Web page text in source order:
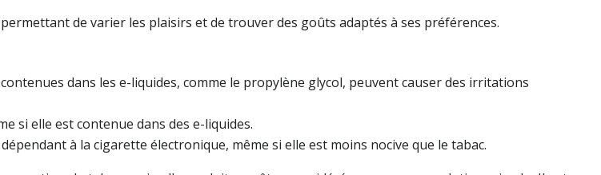
de varier les plaisirs et de trouver des goûts adaptés à ses préférences.
dans les e-liquides, comme le propylène glycol, peuvent causer des irritations
si elle est contenue dans des e-liquides.
à la cigarette électronique, même si elle est moins nocive que le tabac.